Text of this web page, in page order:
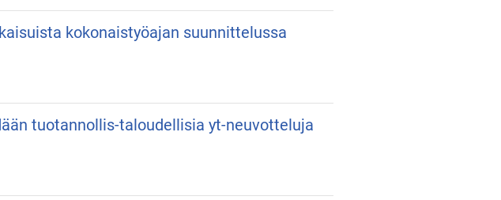
kokonaistyöajan suunnittelussa
tuotannollis-taloudellisia yt-neuvotteluja